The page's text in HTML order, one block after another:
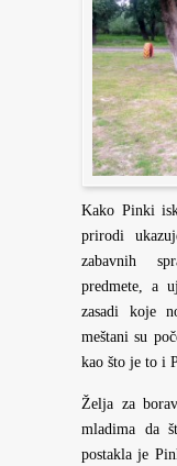
Kako Pinki
prirodi
zabavnih
predmete, a
zasadi koje
meštani su
kao što je to i
Želja za
mladima da
postakla je